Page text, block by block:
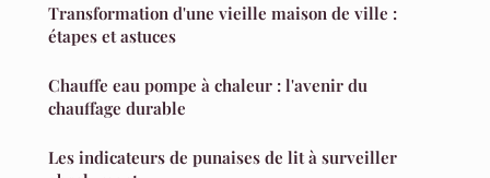
Transformation d'une vieille maison de ville :
étapes et astuces
Chauffe eau pompe à chaleur : l'avenir du
chauffage durable
Les indicateurs de punaises de lit à surveiller